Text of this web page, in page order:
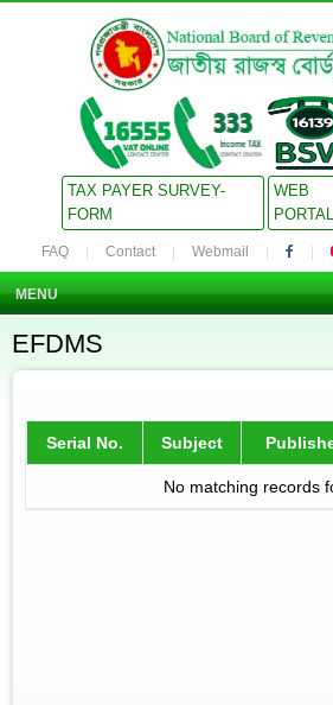
TAX PAYER SURVEY-
FORM
WEB
PORTAL
FAQ Contact Webmail
MENU
EFDMS
Serial No. Subject
No matching records